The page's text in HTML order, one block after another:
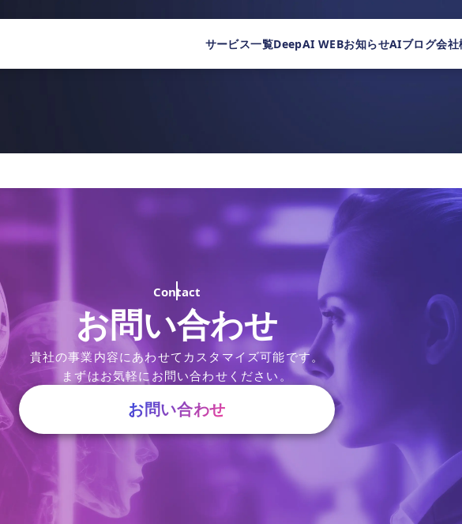
サービス一覧DeepAI WEBお知らせAIブログ会社
Contact
お問い合わせ
貴社の事業内容にあわせてカスタマイズ可能です。
まずはお気軽にお問い合わせください。
お問い合わせ